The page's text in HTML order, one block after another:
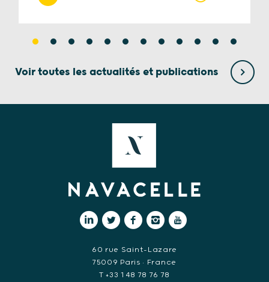
Voir toutes les actualités et publications
60 rue Saint-Lazare
75009 Paris • France
T +33 1 48 78 76 78